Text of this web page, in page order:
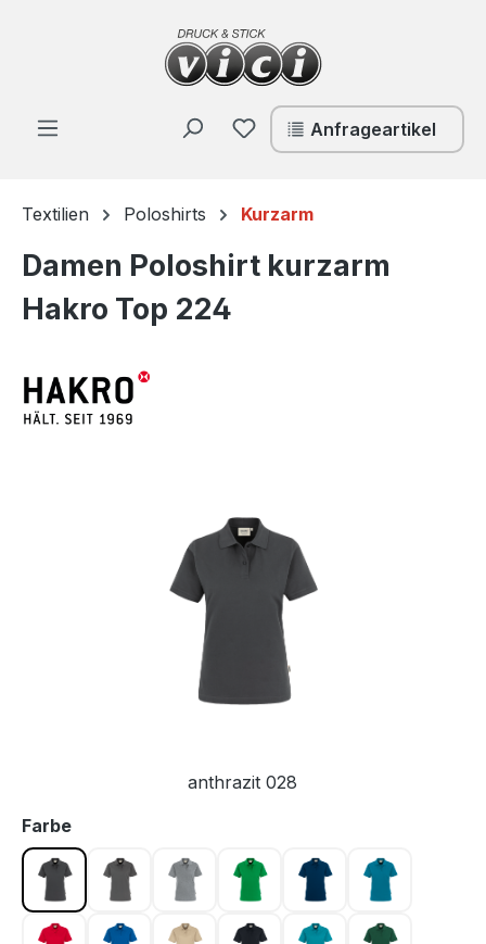
Zum Hauptinhalt springen
Du hast 0 Produkte auf
Anfrageartikel
Textilien Poloshirts Kurzarm
Damen Poloshirt kurzarm
Hakro Top 224
anthrazit 028
Farbeauswählen
anthrazit 028graphit 042grau meliert 015
kellygrün 029marine 003petrol 046